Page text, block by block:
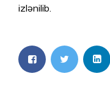
izlənilib.